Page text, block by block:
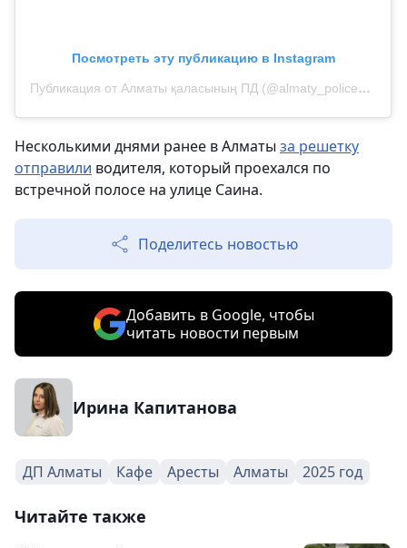
Посмотреть эту публикацию в Instagram
Публикация от Алматы қаласының ПД (@almaty_police_department)
Несколькими днями ранее в Алматы за решетку
отправили водителя, который проехался по
встречной полосе на улице Саина.
Поделитесь новостью
Добавить в Google, чтобы
читать новости первым
Ирина Капитанова
ДП Алматы Кафе Аресты Алматы 2025 год
Читайте также